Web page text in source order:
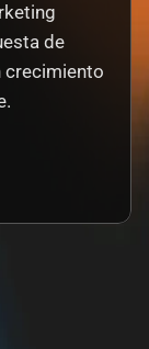
de
crecimiento